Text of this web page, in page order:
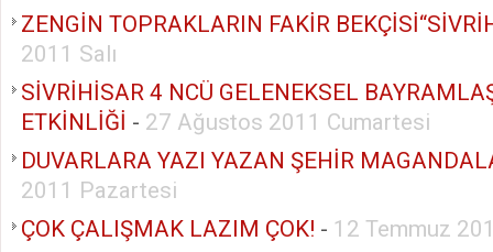
ZENGİN TOPRAKLARIN FAKİR
2011 Salı
SİVRİHİSAR 4 NCÜ GELENEKSEL
ETKİNLİĞİ - 27 Ağustos 2011 Cumartesi
DUVARLARA YAZI YAZAN ŞEHİR
2011 Pazartesi
ÇOK ÇALIŞMAK LAZIM ÇOK! - 12 Temmuz